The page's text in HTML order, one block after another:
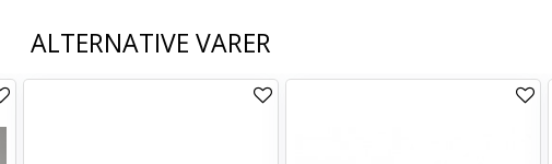
ALTERNATIVE VARER